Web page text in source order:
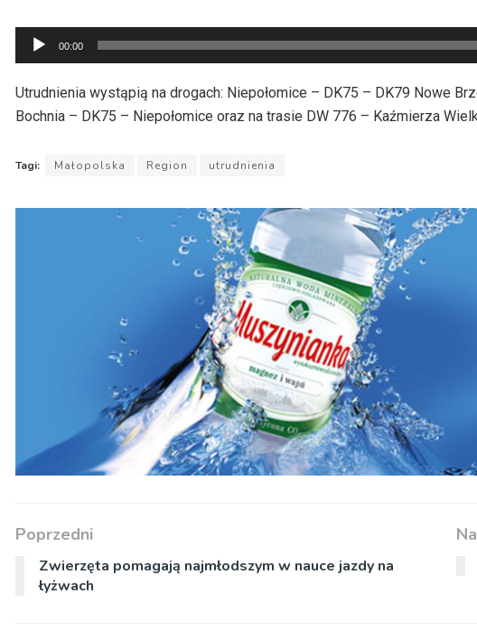
Odtwarzacz
plików
dźwiękowych
00:00
Utrudnienia wystąpią na drogach: Niepołomice – DK75 – DK79 Nowe
Bochnia – DK75 – Niepołomice oraz na trasie DW 776 – Kaźmierza
Tagi: Małopolska Region utrudnienia
Poprzedni
Zwierzęta pomagają najmłodszym w nauce jazdy na
łyżwach